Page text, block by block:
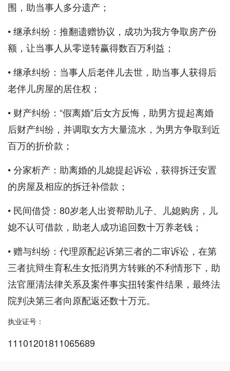
围，助当事人多分遗产；
• 继承纠纷：推翻遗赠协议，成功为我方争取房产份
额，让当事人从零逆转赢得数百万利益；
• 继承纠纷：当事人后老伴儿去世，助当事人获得后
老伴儿房屋的居住权；
• 财产纠纷：“假离婚”后女方反悔，助男方提起离婚
后财产纠纷，并调取女方大量流水，为男方争取到近
百万的折价款；
• 分家析产：助离婚的儿媳提起诉讼，获得拆迁安置
的房屋及相应的拆迁补偿款；
• 民间借贷：80岁老人出资帮助儿子、儿媳购房，儿
媳不认可借款，助老人成功追回数十万养老钱；
• 赠与纠纷：代理原配起诉第三者的二审诉讼，在第
三者抗辩生育私生女抵消男方转账的不利情形下，助
法官厘清法律关系及案件事实扭转案件结果，最终法
院判决第三者向原配返还数十万元。
执业证号：
11101201811065689